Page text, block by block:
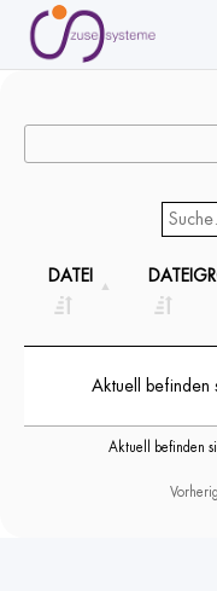
DATEI
Aktuell befinden
Aktuell befinden